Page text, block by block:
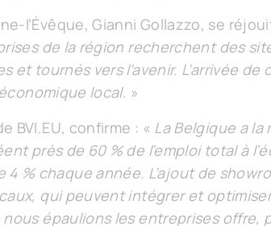
l’Évêque, Gianni Gollazzo, se
de la région recherchent des
et tournés vers l’avenir. L’arrivée
local. »
BVI.EU, confirme : « La Belgique a
près de 60 % de l’emploi total à
4 % chaque année. L’ajout de
qui peuvent intégrer et
épaulions les entreprises offre,